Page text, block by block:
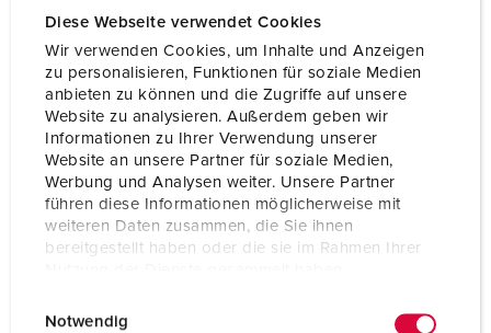
Diese Webseite verwendet Cookies
Wir verwenden Cookies, um Inhalte und Anzeigen
zu personalisieren, Funktionen für soziale Medien
anbieten zu können und die Zugriffe auf unsere
Website zu analysieren. Außerdem geben wir
Informationen zu Ihrer Verwendung unserer
Website an unsere Partner für soziale Medien,
Werbung und Analysen weiter. Unsere Partner
führen diese Informationen möglicherweise mit
weiteren Daten zusammen, die Sie ihnen
bereitgestellt haben oder die sie im Rahmen Ihrer
Notwendig